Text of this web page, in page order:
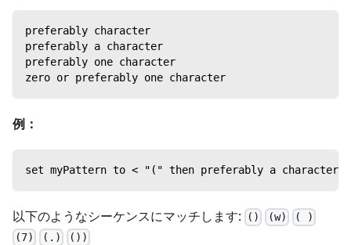
preferably character
preferably a character
preferably one character
zero or preferably one character
例：
set myPattern to < "(" then preferably a character
以下のようなシーケンスにマッチします: () (w)
( )
(7)
(.) ())